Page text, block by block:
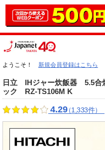
ようこそ！ 新規会員登録はこちら
日立 IHジャー炊飯器 5.5
ック RZ-TS106M K
4.29（1,333件）